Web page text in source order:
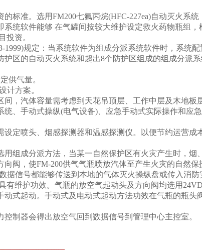
准。选用FM200七氟丙烷(HFC-227ea)自动灭火系
统软件能够 在气罐间按较大维护设定救火药物瓶组
投资。
规定：当系统软件为组成分派系统软件时，系统
区的自动灭火系统和超出8个防护区组成的组成分派
供气量。
方案。
汽体容量需考虑到天花吊顶层、工作中层及木地板
、手动式操纵(电气设备)、应急手动式实际操作和应
喷头、烟感探测器和温感探测仪。以便节约运营成
成分派方法，当某一自然保护区有火灾产生时，烟
阀，使FM-200供气气瓶喷放汽体至产生火灾的自然
信号都能够传送到本地的气体灭火操纵盘或传入消防
护功效。气瓶的放空气起动头及方向阀均选用
式起动。手动式及电动式起动方法功效在气瓶的瓶
器会得出放空气回到数据信号到管理中心主控室。